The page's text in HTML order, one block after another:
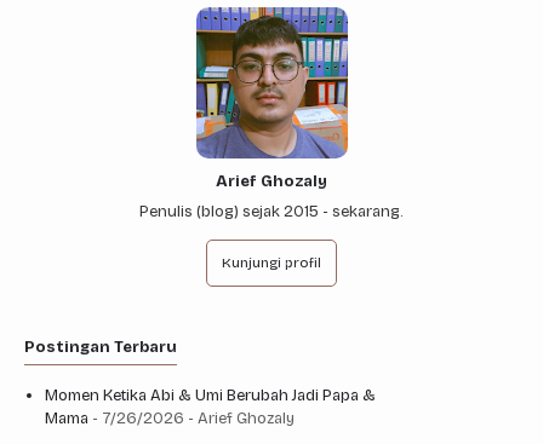
Arief Ghozaly
Penulis (blog) sejak 2015 - sekarang.
Kunjungi profil
Postingan Terbaru
Momen Ketika Abi & Umi Berubah Jadi Papa &
Mama - 7/26/2026 - Arief Ghozaly